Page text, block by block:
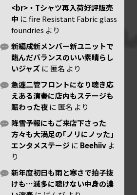
<br>・Tシャツ再入荷好評販売
中 にfire Resistant Fabric glass
foundries より
新編成新メンバー新ユニットで
臨んだバランスのいい素晴らし
いジャズ に 匿名 より
急遽二管フロントになり聴き応
えある演奏に店内もステージも
賑わった夜 に 匿名 より
降雪予報にもご来店下さった
方々も大満足の｢ノリにノッた｣
エンタメステージ に Beehiiv よ
り
新年度初日も雨と寒さで拍子抜
けも…滅多に聴けない中身の濃